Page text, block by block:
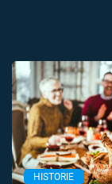
HISTORIE